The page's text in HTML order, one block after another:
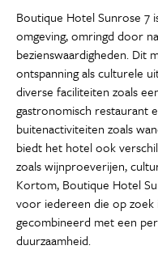
Boutique Hotel Sunrose 7
omgeving, omringd door
bezienswaardigheden. Dit
ontspanning als culturele
diverse faciliteiten zoals
gastronomisch restaurant
buitenactiviteiten zoals
biedt het hotel ook
zoals wijnproeverijen,
Kortom, Boutique Hotel
voor iedereen die op zoek
gecombineerd met een
duurzaamheid.